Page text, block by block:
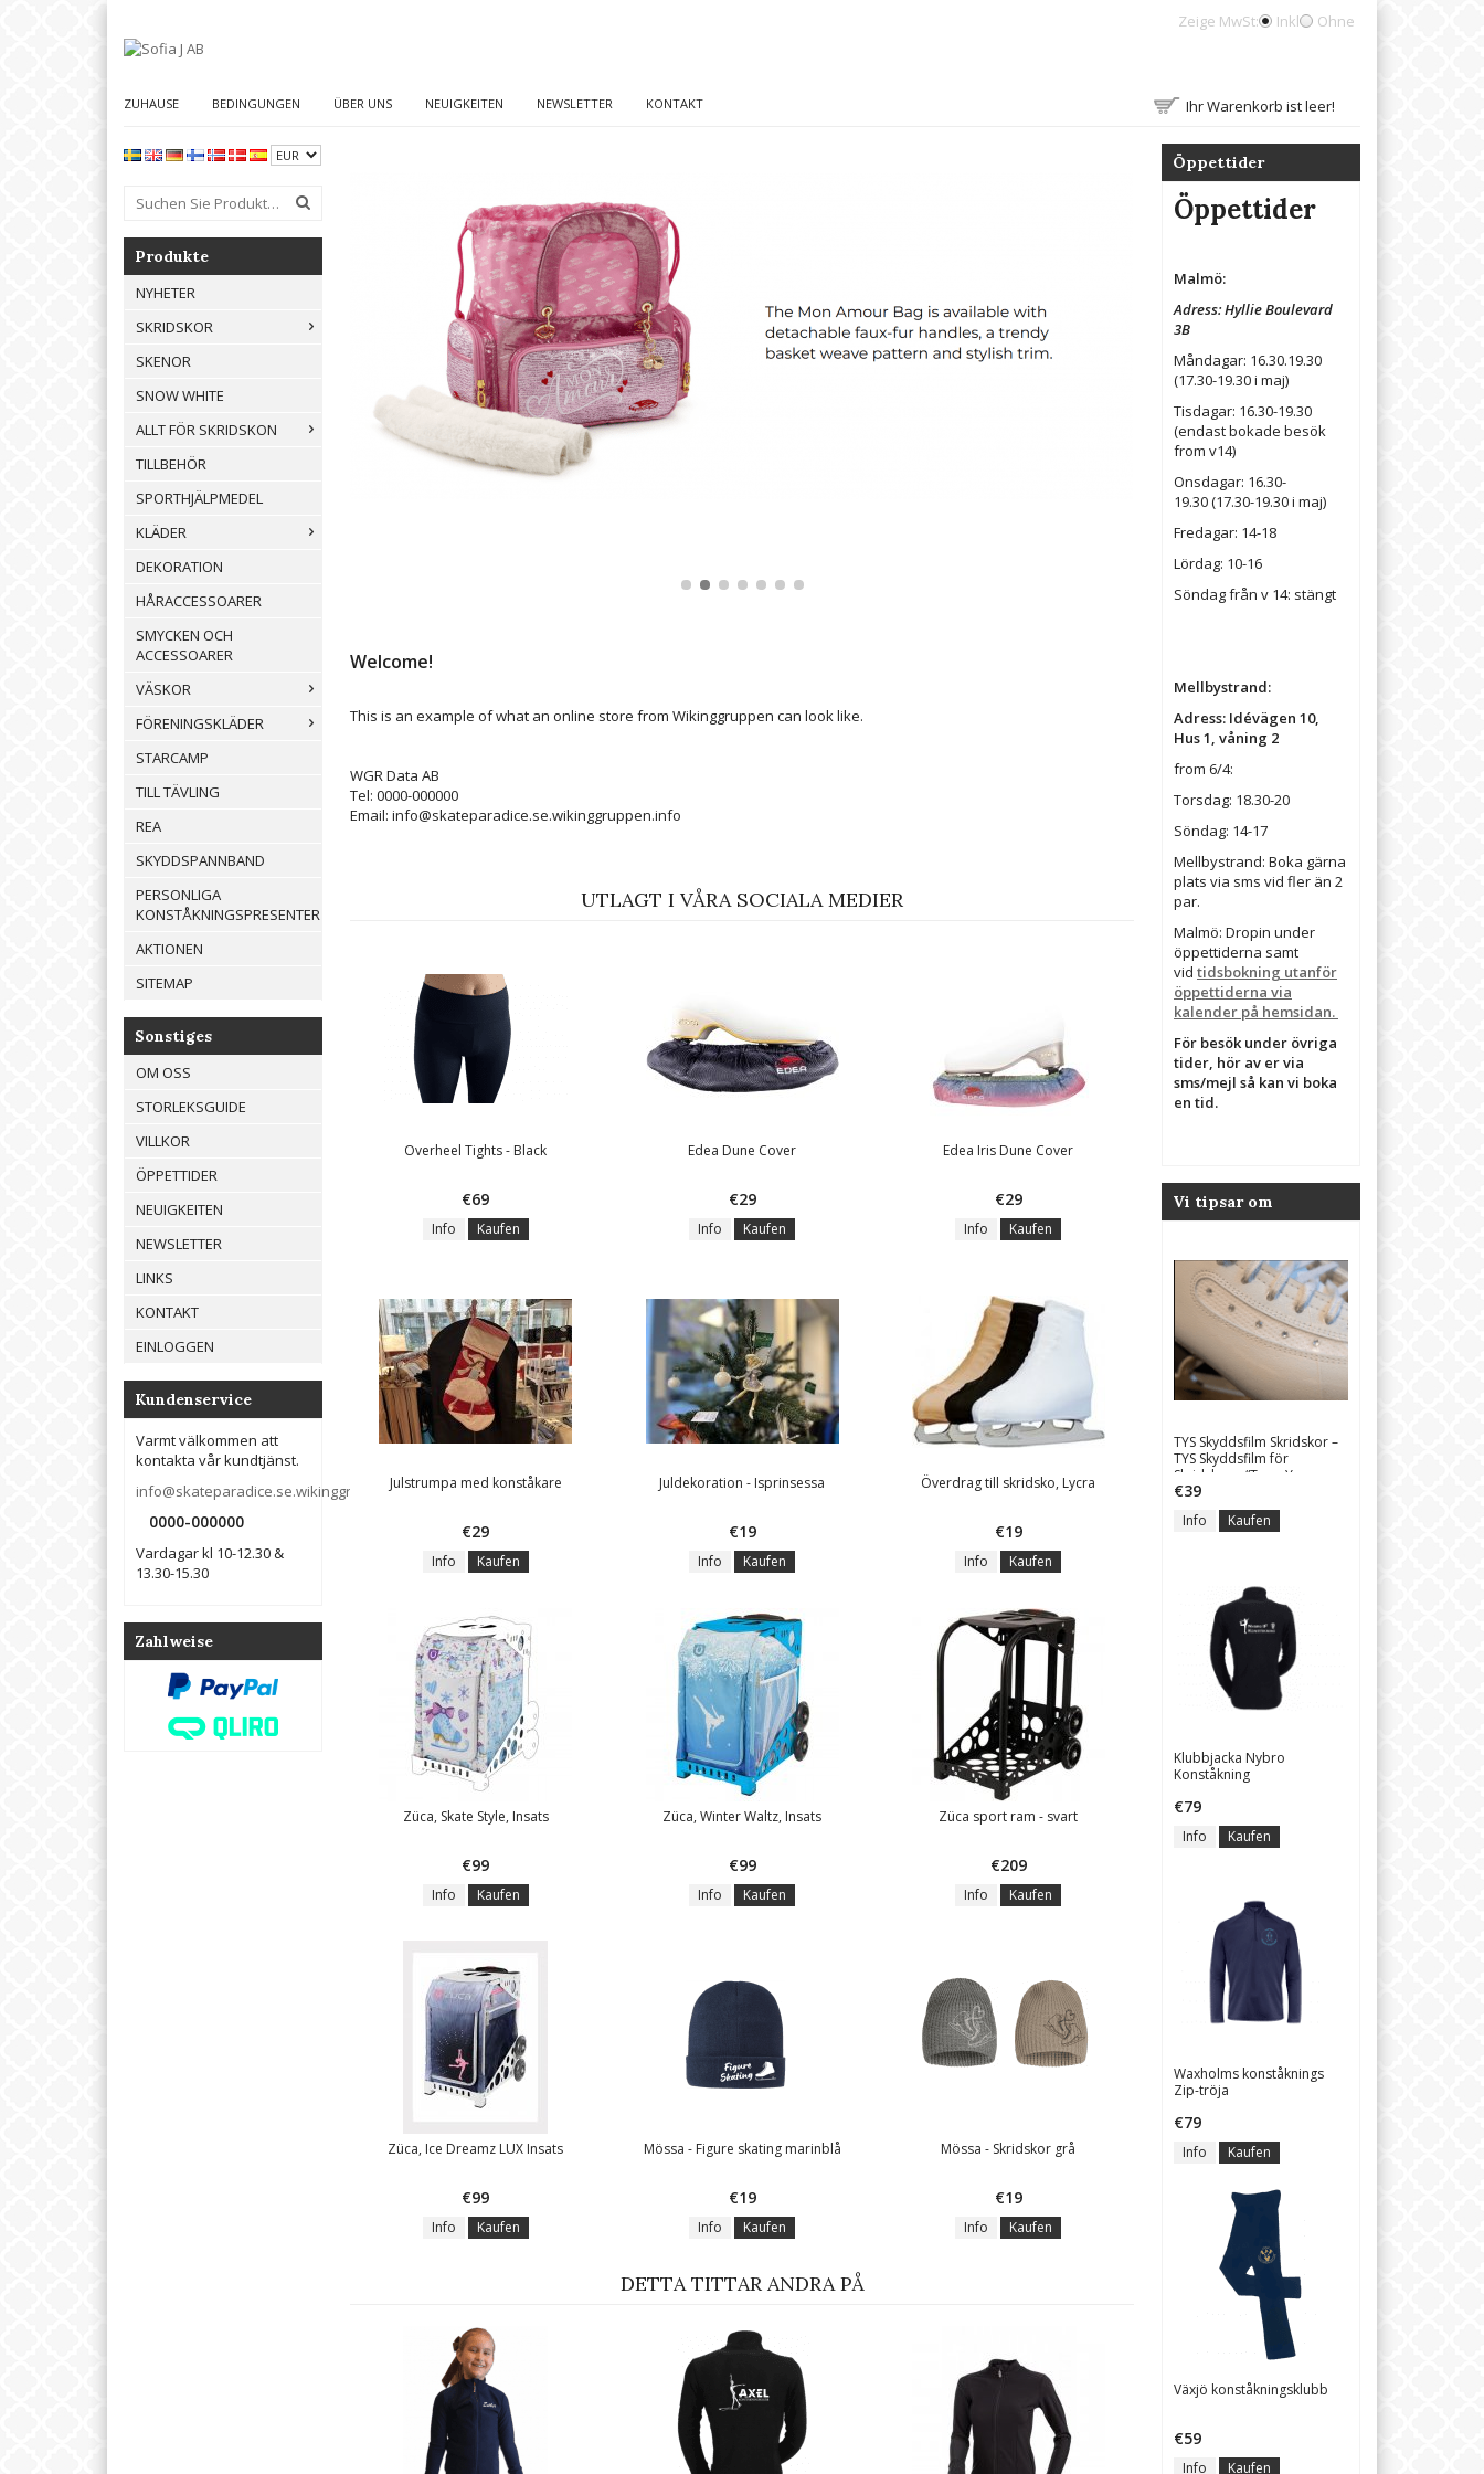
Zeige MwSt: Inkl Ohne
ZUHAUSE BEDINGUNGEN ÜBER UNS NEUIGKEITEN NEWSLETTER KONTAKT Ihr Warenkorb ist leer!
Produkte
NYHETER
SKRIDSKOR
SKENOR
SNOW WHITE
ALLT FÖR SKRIDSKON
TILLBEHÖR
SPORTHJÄLPMEDEL
KLÄDER
DEKORATION
HÅRACCESSOARER
SMYCKEN OCH
ACCESSOARER
VÄSKOR
FÖRENINGSKLÄDER
STARCAMP
TILL TÄVLING
REA
SKYDDSPANNBAND
PERSONLIGA
KONSTÅKNINGSPRESENTER
AKTIONEN
SITEMAP
Sonstiges
OM OSS
STORLEKSGUIDE
VILLKOR
ÖPPETTIDER
NEUIGKEITEN
NEWSLETTER
LINKS
KONTAKT
EINLOGGEN
Kundenservice
Varmt välkommen att
kontakta vår kundtjänst.
info@skateparadice.se.wikinggruppen.info
0000-000000
Vardagar kl 10-12.30 &
13.30-15.30
Zahlweise
Öppettider
Öppettider
Malmö:
Adress: Hyllie Boulevard
3B
Måndagar: 16.30.19.30
(17.30-19.30 i maj)
Tisdagar: 16.30-19.30
(endast bokade besök
from v14)
Onsdagar: 16.30-
19.30 (17.30-19.30 i maj)
Fredagar: 14-18
Lördag: 10-16
Söndag från v 14: stängt
Mellbystrand:
Adress: Idévägen 10,
Hus 1, våning 2
from 6/4:
Torsdag: 18.30-20
Söndag: 14-17
Mellbystrand: Boka gärna
plats via sms vid fler än 2
par.
Malmö: Dropin under
öppettiderna samt
vid tidsbokning utanför
öppettiderna via
kalender på hemsidan.
För besök under övriga
tider, hör av er via
sms/mejl så kan vi boka
en tid.
Vi tipsar om
TYS Skyddsfilm Skridskor –
TYS Skyddsfilm för
Skridskor – “Tape Your
Skate” på rätt sätt
€39
Info Kaufen
Klubbjacka Nybro
Konståkning
€79
Info Kaufen
Waxholms konståknings
Zip-tröja
€79
Info Kaufen
Växjö konståkningsklubb
€59
Info Kaufen
Welcome!
This is an example of what an online store from Wikinggruppen can look like.
WGR Data AB
Tel: 0000-000000
Email: info@skateparadice.se.wikinggruppen.info
UTLAGT I VÅRA SOCIALA MEDIER
Overheel Tights - Black
€69
Info Kaufen
Edea Dune Cover
€29
Info Kaufen
Edea Iris Dune Cover
€29
Info Kaufen
Julstrumpa med konståkare
€29
Info Kaufen
Juldekoration - Isprinsessa
€19
Info Kaufen
Överdrag till skridsko, Lycra
€19
Info Kaufen
Züca, Skate Style, Insats
€99
Info Kaufen
Züca, Winter Waltz, Insats
€99
Info Kaufen
Züca sport ram - svart
€209
Info Kaufen
Züca, Ice Dreamz LUX Insats
€99
Info Kaufen
Mössa - Figure skating marinblå
€19
Info Kaufen
Mössa - Skridskor grå
€19
Info Kaufen
DETTA TITTAR ANDRA PÅ